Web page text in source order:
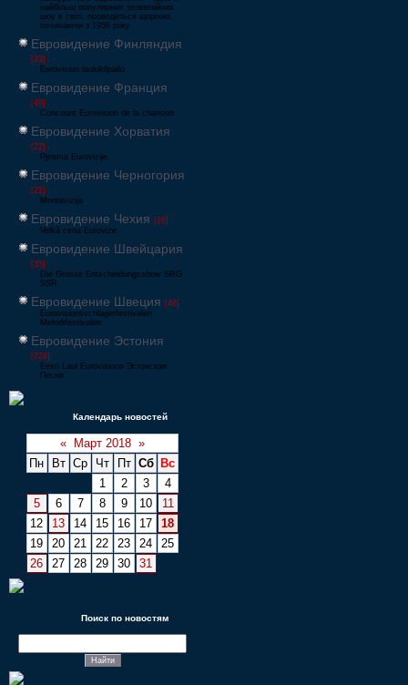
найбільш популярних телевізійних
шоу в світі, проводиться щорічно,
починаючи з 1956 року
Евровидение Финляндия
[33]
Eurovision laulukilpailu
Евровидение Франция
[49]
Concours Eurovision de la chanson
Евровидение Хорватия
[22]
Pjesma Eurovizije
Евровидение Черногория
[21]
Montevizija
Евровидение Чехия [26]
Velká cena Eurovize
Евровидение Швейцария
[35]
Die Grosse Entscheidungsshow SRG
SSR
Евровидение Швеция [48]
Eurovisionsschlagerfestivalen
Melodifestivalen
Евровидение Эстония
[226]
Eesti Laul Eurovisioon Эстонская
Песня
Календарь новостей
« Март 2018 »
Пн
Вт Ср Чт Пт Сб
Вс
1
2 3
4
5
6 7 8 9 10
11
12
13 14 15 16 17
18
19
20 21 22 23 24
25
26
27 28 29 30 31
Поиск по новостям